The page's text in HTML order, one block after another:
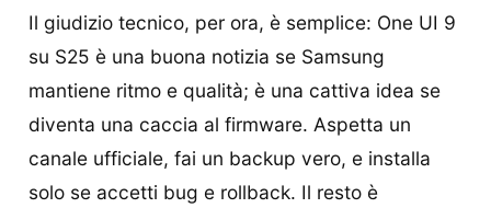
Il giudizio tecnico, per ora, è semplice: One UI 9
su S25 è una buona notizia se Samsung
mantiene ritmo e qualità; è una cattiva idea se
diventa una caccia al firmware. Aspetta un
canale ufficiale, fai un backup vero, e installa
solo se accetti bug e rollback. Il resto è